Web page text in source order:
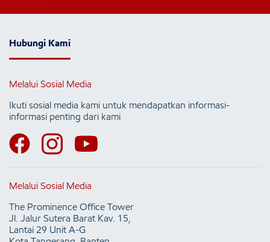
Hubungi Kami
Melalui Sosial Media
Ikuti sosial media kami untuk mendapatkan informasi-
informasi penting dari kami
Melalui Sosial Media
The Prominence Office Tower
Jl. Jalur Sutera Barat Kav. 15,
Lantai 29 Unit A-G